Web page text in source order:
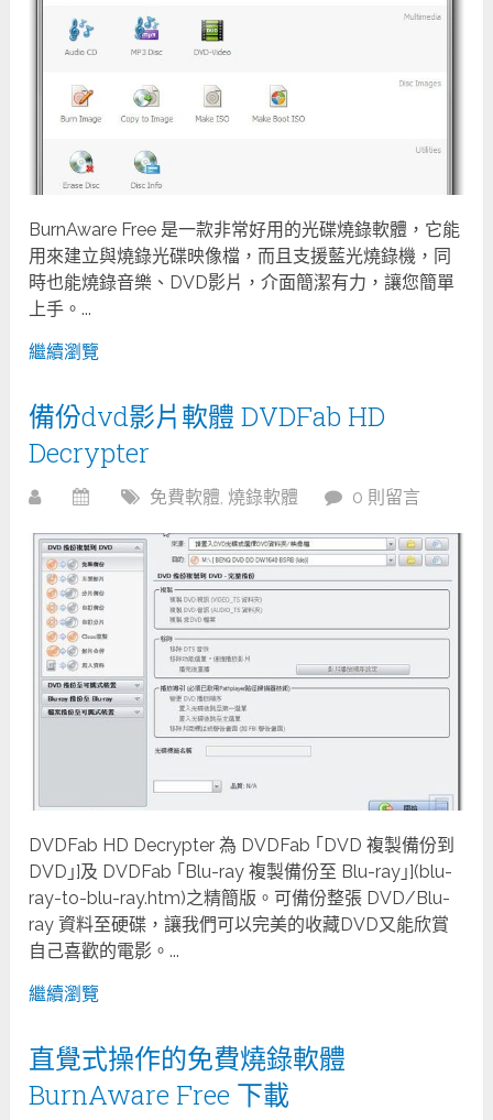
BurnAware Free 是一款非常好用的光碟燒錄軟體，它能
用來建立與燒錄光碟映像檔，而且支援藍光燒錄機，同
時也能燒錄音樂、DVD影片，介面簡潔有力，讓您簡單
上手。...
繼續瀏覽
備份dvd影片軟體 DVDFab HD
Decrypter
免費軟體, 燒錄軟體 0 則留言
DVDFab HD Decrypter 為 DVDFab ｢DVD 複製備份到
DVD｣]及 DVDFab ｢Blu-ray 複製備份至 Blu-ray｣](blu-
ray-to-blu-ray.htm)之精簡版。可備份整張 DVD/Blu-
ray 資料至硬碟，讓我們可以完美的收藏DVD又能欣賞
自己喜歡的電影。...
繼續瀏覽
直覺式操作的免費燒錄軟體
BurnAware Free 下載